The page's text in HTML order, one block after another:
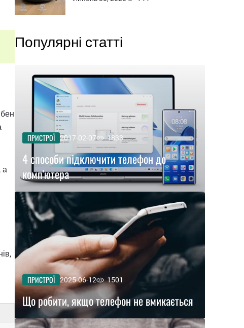
а
Популярні статті
ПРИСТРОЇ 2017-02-07 1833
4 способи підключити телефон до
комп'ютера
ПРИСТРОЇ 2025-06-12 1501
Що робити, якщо телефон не вмикається